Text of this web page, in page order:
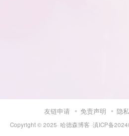
友链申请 免责声明 隐
Copyright © 2025· 哈德森博客 ·滇ICP备